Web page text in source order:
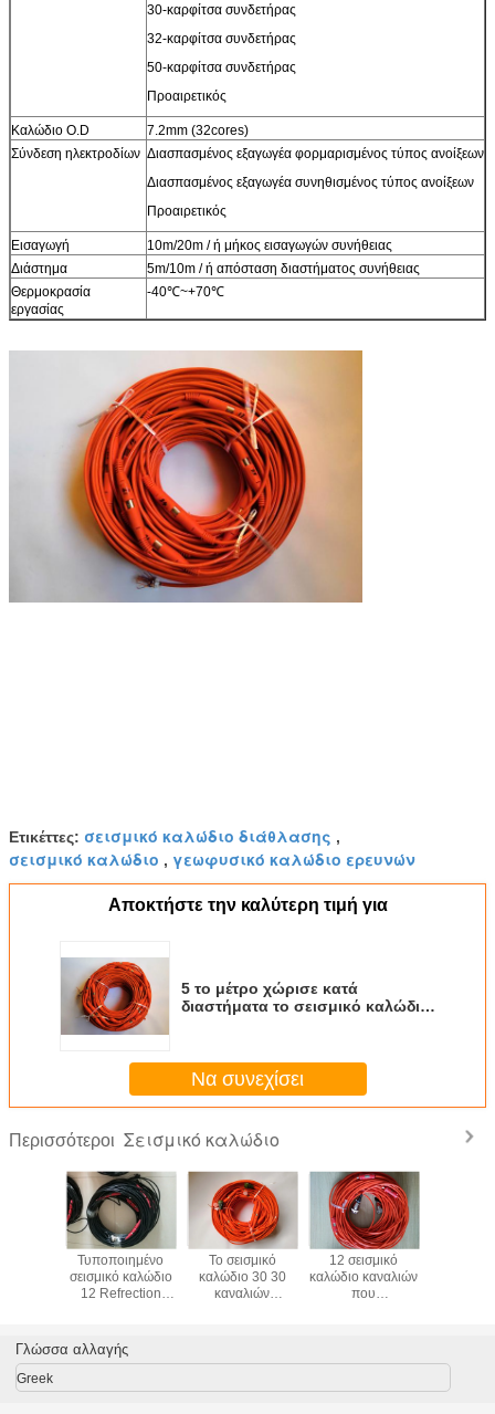
30-καρφίτσα συνδετήρας
32-καρφίτσα συνδετήρας
50-καρφίτσα συνδετήρας
Προαιρετικός
Καλώδιο O.D
7.2mm (32cores)
Σύνδεση ηλεκτροδίων Διασπασμένος εξαγωγέα φορμαρισμένος τύπος ανοίξεων
Διασπασμένος εξαγωγέα συνηθισμένος τύπος ανοίξεων
Προαιρετικός
Εισαγωγή
10m/20m / ή μήκος εισαγωγών συνήθειας
Διάστημα
5m/10m / ή απόσταση διαστήματος συνήθειας
Θερμοκρασία
εργασίας
-40℃~+70℃
Ετικέττες: σεισμικό καλώδιο διάθλασης ,
σεισμικό καλώδιο , γεωφυσικό καλώδιο ερευνών
Αποκτήστε την καλύτερη τιμή για
5 το μέτρο χώρισε κατά
διαστήματα το σεισμικό καλώδιο
Να συνεχίσει
Περισσότεροι Σεισμικό καλώδιο
Τυποποιημένο
σεισμικό καλώδιο
12 Refrection
Femal
Το σεισμικό
καλώδιο 30 30
καναλιών
φορμαρισμένος
12 σεισμικό
καλώδιο καναλιών
που
απόστασης
Γλώσσα αλλαγής
Greek